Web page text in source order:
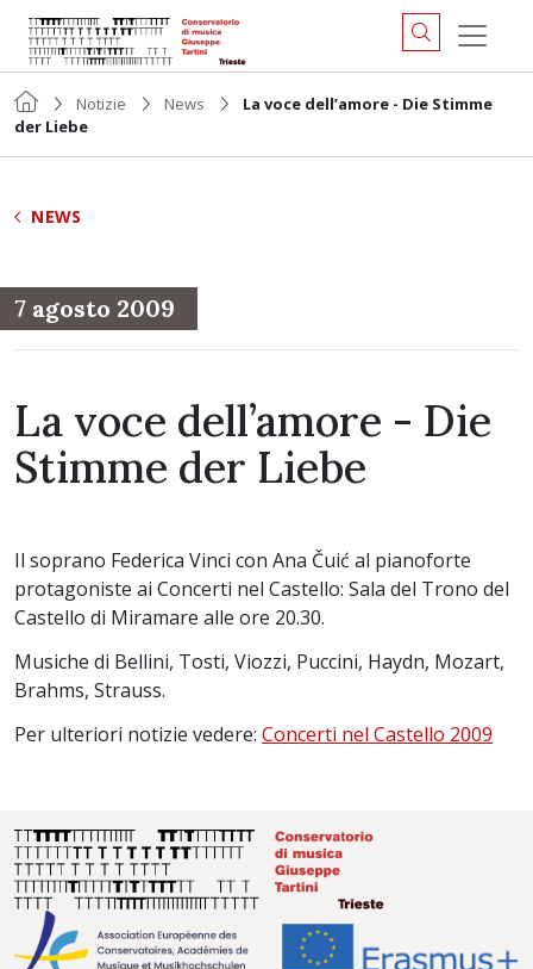
Notizie News
La voce dell’amore - Die Stimme
der Liebe
NEWS
7 agosto 2009
La voce dell’amore - Die
Stimme der Liebe
Il soprano Federica Vinci con Ana Čuić al pianoforte
protagoniste ai Concerti nel Castello: Sala del Trono del
Castello di Miramare alle ore 20.30.
Musiche di Bellini, Tosti, Viozzi, Puccini, Haydn, Mozart,
Brahms, Strauss.
Per ulteriori notizie vedere: Concerti nel Castello 2009